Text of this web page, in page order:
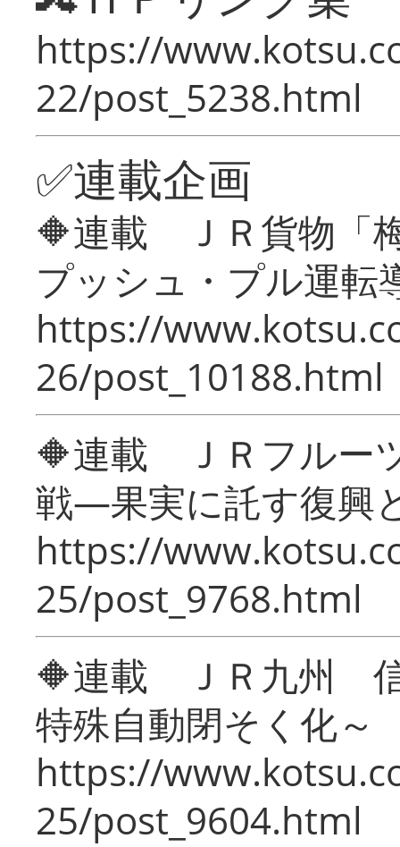
https://
22/post_5238.html
✅連載企画
🔶連載 ＪＲ貨物「
プッシュ・プル運転
https://
26/post_10188.html
🔶連載 ＪＲフルー
戦―果実に託す復興
https://
25/post_9768.html
🔶連載 ＪＲ九州 信
特殊自動閉そく化～
https://
25/post_9604.html